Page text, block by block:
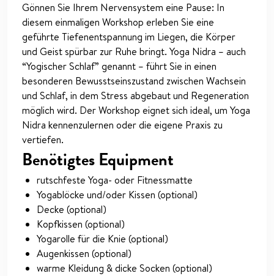
Gönnen Sie Ihrem Nervensystem eine Pause: In
diesem einmaligen Workshop erleben Sie eine
geführte Tiefenentspannung im Liegen, die Körper
und Geist spürbar zur Ruhe bringt. Yoga Nidra – auch
“Yogischer Schlaf” genannt – führt Sie in einen
besonderen Bewusstseinszustand zwischen Wachsein
und Schlaf, in dem Stress abgebaut und Regeneration
möglich wird. Der Workshop eignet sich ideal, um Yoga
Nidra kennenzulernen oder die eigene Praxis zu
vertiefen.
Benötigtes Equipment
rutschfeste Yoga- oder Fitnessmatte
Yogablöcke und/oder Kissen (optional)
Decke (optional)
Kopfkissen (optional)
Yogarolle für die Knie (optional)
Augenkissen (optional)
warme Kleidung & dicke Socken (optional)